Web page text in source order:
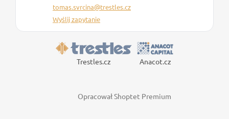
tomas.svrcina@trestles.cz
Wyślij zapytanie
Trestles.cz Anacot.cz
Opracował Shoptet Premium